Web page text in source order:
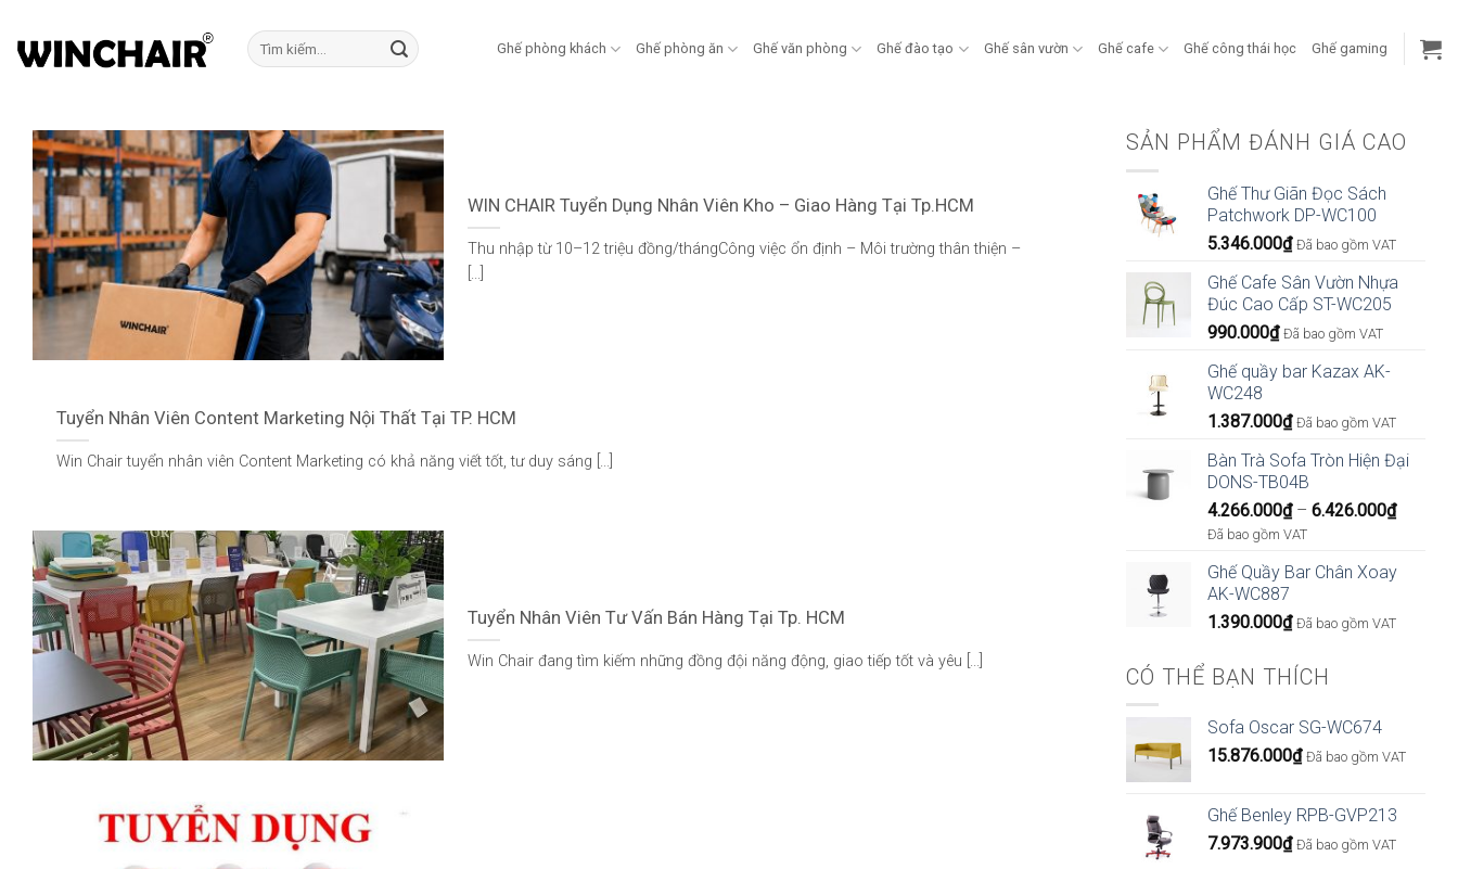
qua
Tìm
kiếm:
Ghế phòng khách Ghế phòng ăn Ghế văn phòng Ghế đào tạo Ghế sân vườn Ghế cafe Ghế công thái học Ghế gaming
WIN CHAIR Tuyển Dụng Nhân Viên Kho – Giao Hàng Tại Tp.HCM
Thu nhập từ 10–12 triệu đồng/thángCông việc ổn định – Môi trường thân thiện –
[...]
Tuyển Nhân Viên Content Marketing Nội Thất Tại TP. HCM
Win Chair tuyển nhân viên Content Marketing có khả năng viết tốt, tư duy sáng [...]
Tuyển Nhân Viên Tư Vấn Bán Hàng Tại Tp. HCM
Win Chair đang tìm kiếm những đồng đội năng động, giao tiếp tốt và yêu [...]
SẢN PHẨM ĐÁNH GIÁ CAO
Ghế Thư Giãn Đọc Sách
Patchwork DP-WC100
5.346.000₫ Đã bao gồm VAT
Ghế Cafe Sân Vườn Nhựa
Đúc Cao Cấp ST-WC205
990.000₫ Đã bao gồm VAT
Ghế quầy bar Kazax AK-
WC248
1.387.000₫ Đã bao gồm VAT
Bàn Trà Sofa Tròn Hiện Đại
DONS-TB04B
4.266.000₫ – 6.426.000₫Khoảng
Đã bao gồm VAT
Ghế Quầy Bar Chân Xoay
AK-WC887
1.390.000₫ Đã bao gồm VAT
CÓ THỂ BẠN THÍCH
Sofa Oscar SG-WC674
15.876.000₫ Đã bao gồm VAT
Ghế Benley RPB-GVP213
7.973.900₫ Đã bao gồm VAT